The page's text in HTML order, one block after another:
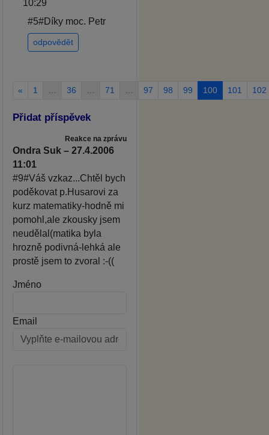
10:29
#5#Díky moc. Petr
odpovědět
« 1 … 36 … 71 … 97 98 99 100 101 102
Přidat příspěvek
Reakce na zprávu
Ondra Suk – 27.4.2006
11:01
#9#Váš vzkaz...Chtěl bych
poděkovat p.Husarovi za
kurz matematiky-hodně mi
pomohl,ale zkousky jsem
neudělal(matika byla
hrozně podivná-lehká ale
prostě jsem to zvoral :-((
Jméno
Email